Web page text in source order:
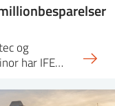
og
har IFE…